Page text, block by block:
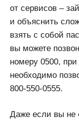
от сервисов –
и объяснить
взять с собой
вы можете
номеру 0500,
необходимо
800-550-0555.
Даже если вы не